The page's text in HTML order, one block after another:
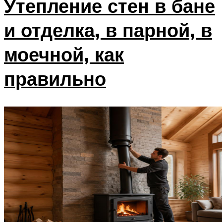
Утепление стен в бане
и отделка, в парной, в
моечной, как
правильно